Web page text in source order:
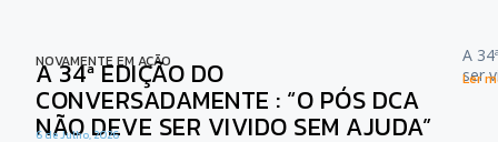
NOVAMENTE EM AÇÃO
A 34ª EDIÇÃO DO
CONVERSADAMENTE : “O PÓS DCA
NÃO DEVE SER VIVIDO SEM AJUDA”
6 de Julho, 2026
A
ser
Ler